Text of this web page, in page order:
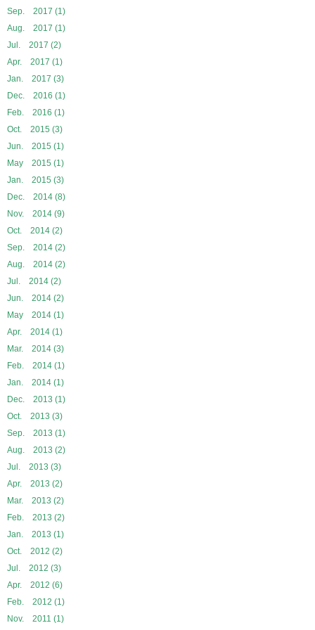
Sep. 2017 (1)
Aug. 2017 (1)
Jul. 2017 (2)
Apr. 2017 (1)
Jan. 2017 (3)
Dec. 2016 (1)
Feb. 2016 (1)
Oct. 2015 (3)
Jun. 2015 (1)
May 2015 (1)
Jan. 2015 (3)
Dec. 2014 (8)
Nov. 2014 (9)
Oct. 2014 (2)
Sep. 2014 (2)
Aug. 2014 (2)
Jul. 2014 (2)
Jun. 2014 (2)
May 2014 (1)
Apr. 2014 (1)
Mar. 2014 (3)
Feb. 2014 (1)
Jan. 2014 (1)
Dec. 2013 (1)
Oct. 2013 (3)
Sep. 2013 (1)
Aug. 2013 (2)
Jul. 2013 (3)
Apr. 2013 (2)
Mar. 2013 (2)
Feb. 2013 (2)
Jan. 2013 (1)
Oct. 2012 (2)
Jul. 2012 (3)
Apr. 2012 (6)
Feb. 2012 (1)
Nov. 2011 (1)